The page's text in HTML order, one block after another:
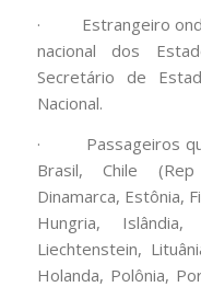
· Estrangeiro
nacional dos
Secretário de
Nacional.
· Passageiros que
Brasil, Chile (Rep
Dinamarca, Estônia,
Hungria,
Liechtenstein,
Holanda, Polônia,